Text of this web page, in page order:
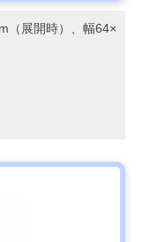
（展開時）、幅64×